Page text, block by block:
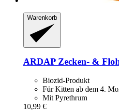
Warenkorb
ARDAP Zecken-​ &
Biozid-Produkt
Für Kitten ab dem 4.
Mit Pyrethrum
10,99 €